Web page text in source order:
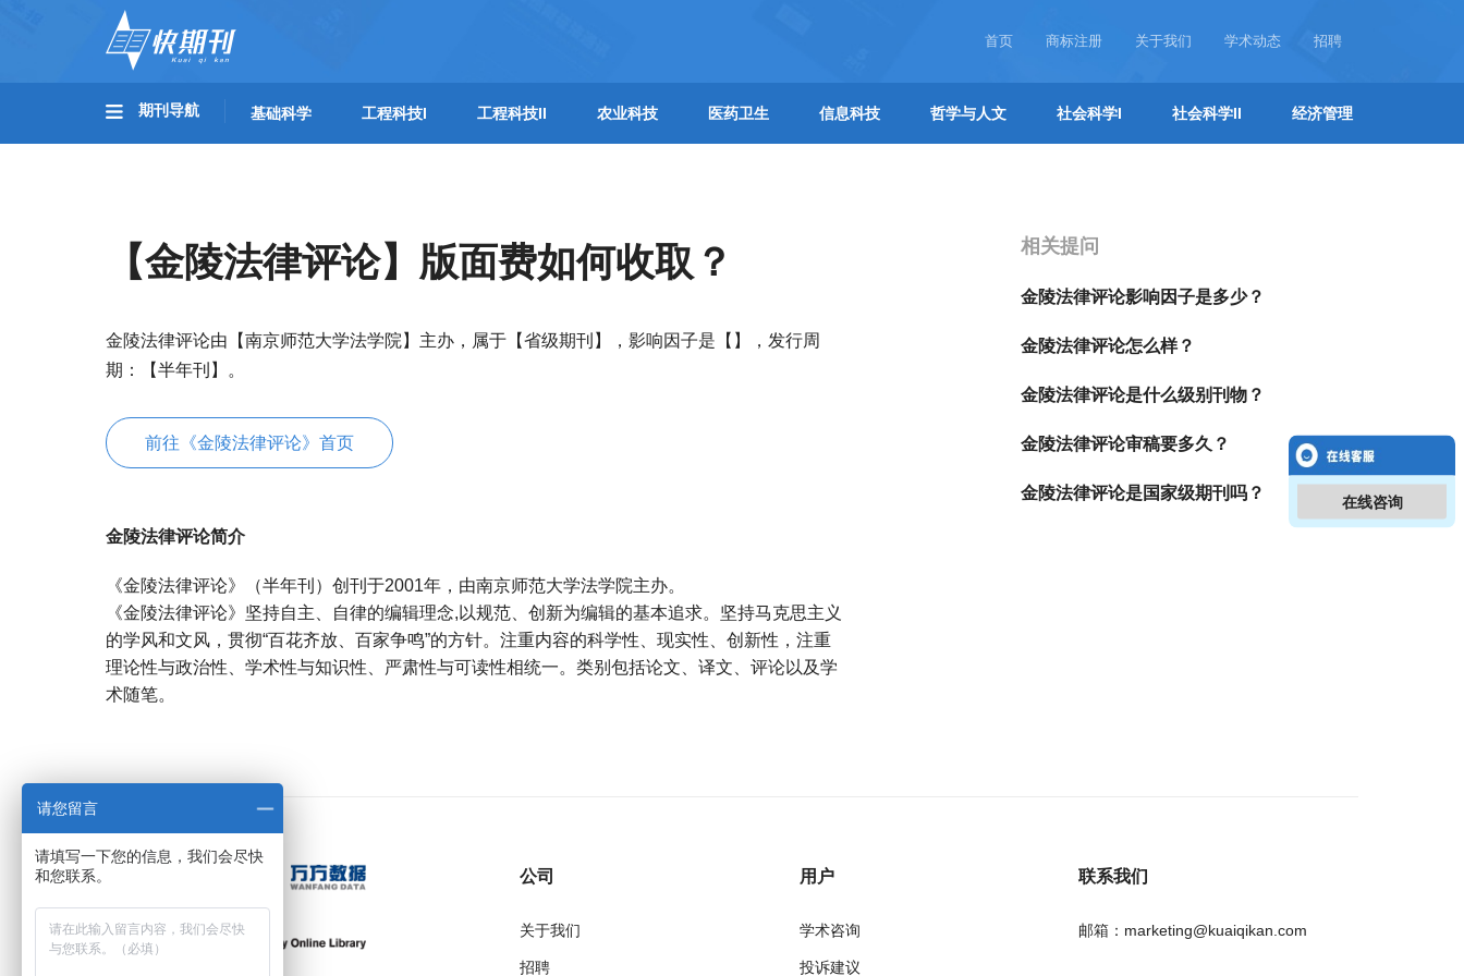
首页 商标注册 关于我们 学术动态 招聘
期刊导航 基础科学 工程科技I 工程科技II 农业科技 医药卫生 信息科技 哲学与人文 社会科学I 社会科学II 经济管理
【金陵法律评论】版面费如何收取？
金陵法律评论由【南京师范大学法学院】主办，属于【省级期刊】，影响因子是【】，发行周
期：【半年刊】。
前往《金陵法律评论》首页
金陵法律评论简介
《金陵法律评论》（半年刊）创刊于2001年，由南京师范大学法学院主办。
《金陵法律评论》坚持自主、自律的编辑理念,以规范、创新为编辑的基本追求。坚持马克思主义
的学风和文风，贯彻“百花齐放、百家争鸣”的方针。注重内容的科学性、现实性、创新性，注重
理论性与政治性、学术性与知识性、严肃性与可读性相统一。类别包括论文、译文、评论以及学
术随笔。
相关提问
金陵法律评论影响因子是多少？
金陵法律评论怎么样？
金陵法律评论是什么级别刊物？
金陵法律评论审稿要多久？
金陵法律评论是国家级期刊吗？
公司
关于我们
招聘
用户
学术咨询
投诉建议
联系我们
邮箱：marketing@kuaiqikan.com
在线咨询
请您留言
请填写一下您的信息，我们会尽快
和您联系。